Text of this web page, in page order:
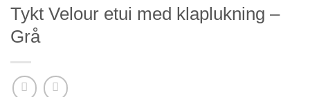
Tilføj til
ønskeliste!
Tykt Velour etui med klaplukning –
Grå